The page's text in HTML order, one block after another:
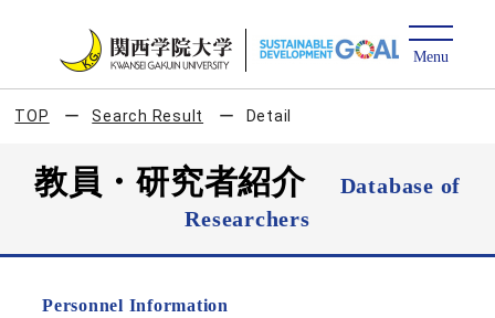
TOP Search Result Detail
教員・研究者紹介
Database of
Researchers
Personnel Information